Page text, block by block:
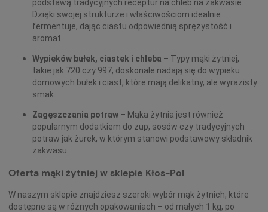
podstawą tradycyjnych receptur na chleb na zakwasie.
Dzięki swojej strukturze i właściwościom idealnie
fermentuje, dając ciastu odpowiednią sprężystość i
aromat.
Wypieków bułek, ciastek i chleba – Typy mąki żytniej,
takie jak 720 czy 997, doskonale nadają się do wypieku
domowych bułek i ciast, które mają delikatny, ale wyrazisty
smak.
Zagęszczania potraw – Mąka żytnia jest również
popularnym dodatkiem do zup, sosów czy tradycyjnych
potraw jak żurek, w którym stanowi podstawowy składnik
zakwasu.
Oferta mąki żytniej w sklepie Kłos-Pol
W naszym sklepie znajdziesz szeroki wybór mąk żytnich, które
dostępne są w różnych opakowaniach – od małych 1 kg, po